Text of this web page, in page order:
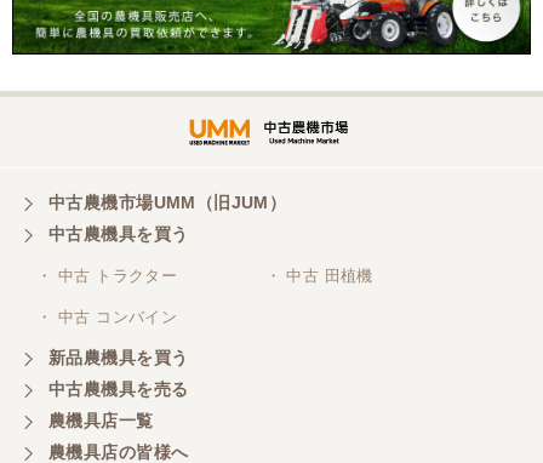
写真と現物が違いすぎる
三重県／谷本勝美
こちらの、対応も、よく、大変、満足、です。
三重県／谷本勝美
こちらの、対応、も、よくして、くれました。
中古農機市場UMM（旧JUM）
中古農機具を買う
・ 中古 トラクター ・ 中古 田植機
・ 中古 コンバイン
新品農機具を買う
中古農機具を売る
農機具店一覧
農機具店の皆様へ